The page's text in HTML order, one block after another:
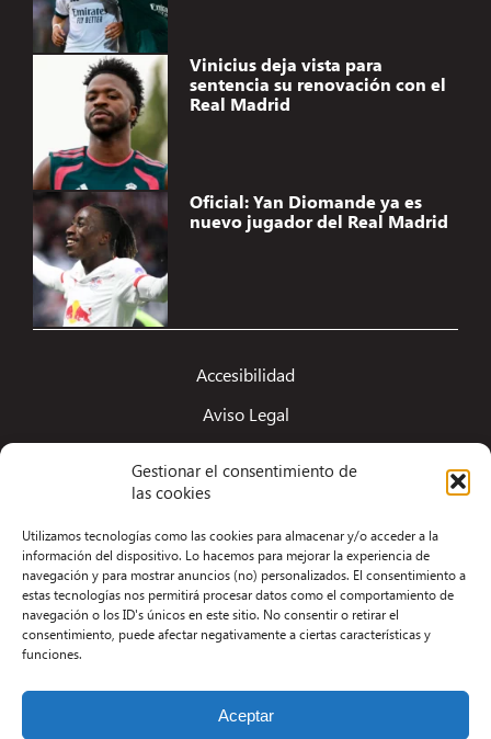
Gestionar el consentimiento de
las cookies
Utilizamos tecnologías como las cookies para almacenar y/o acceder a la
información del dispositivo. Lo hacemos para mejorar la experiencia de
navegación y para mostrar anuncios (no) personalizados. El consentimiento a
estas tecnologías nos permitirá procesar datos como el comportamiento de
navegación o los ID's únicos en este sitio. No consentir o retirar el
consentimiento, puede afectar negativamente a ciertas características y
funciones.
Aceptar
Vinicius deja vista para
sentencia su renovación con el
Real Madrid
Oficial: Yan Diomande ya es
nuevo jugador del Real Madrid
Accesibilidad
Aviso Legal
Política de privacidad
Redacción
Contacto
Desarrollo Web por Kiwop